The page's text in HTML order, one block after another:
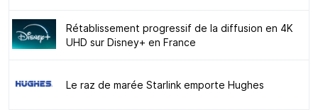
Rétablissement progressif de la diffusion en 4K
UHD sur Disney+ en France
Le raz de marée Starlink emporte Hughes